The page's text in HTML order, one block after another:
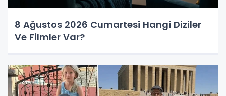
8 Ağustos 2026 Cumartesi Hangi Diziler
Ve Filmler Var?